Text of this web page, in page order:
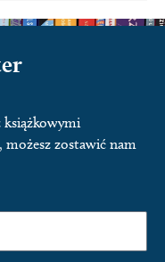
książkowymi
zostawić nam